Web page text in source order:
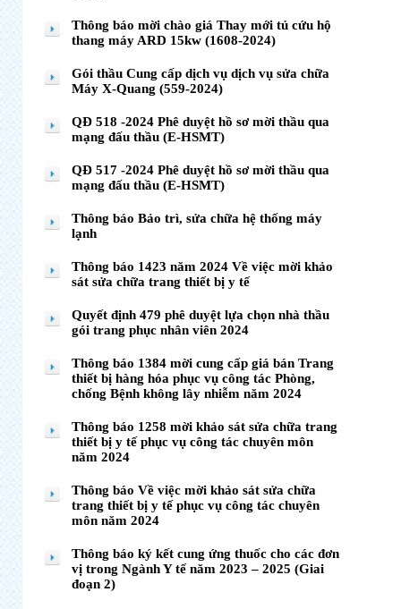
Thông báo mời chào giá Thay mới tủ cứu hộ
thang máy ARD 15kw (1608-2024)
Gói thầu Cung cấp dịch vụ dịch vụ sửa chữa
Máy X-Quang (559-2024)
QĐ 518 -2024 Phê duyệt hồ sơ mời thầu qua
mạng đấu thầu (E-HSMT)
QĐ 517 -2024 Phê duyệt hồ sơ mời thầu qua
mạng đấu thầu (E-HSMT)
Thông báo Bảo trì, sửa chữa hệ thống máy
lạnh
Thông báo 1423 năm 2024 Về việc mời khảo
sát sửa chữa trang thiết bị y tế
Quyết định 479 phê duyệt lựa chọn nhà thầu
gói trang phục nhân viên 2024
Thông báo 1384 mời cung cấp giá bán Trang
thiết bị hàng hóa phục vụ công tác Phòng,
chống Bệnh không lây nhiễm năm 2024
Thông báo 1258 mời khảo sát sửa chữa trang
thiết bị y tế phục vụ công tác chuyên môn
năm 2024
Thông báo Về việc mời khảo sát sửa chữa
trang thiết bị y tế phục vụ công tác chuyên
môn năm 2024
Thông báo ký kết cung ứng thuốc cho các đơn
vị trong Ngành Y tế năm 2023 – 2025 (Giai
đoạn 2)